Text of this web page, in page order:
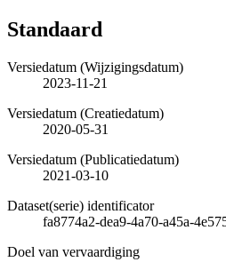
Standaard
Versiedatum (Wijzigingsdatum)
2023-11-21
Versiedatum (Creatiedatum)
2020-05-31
Versiedatum (Publicatiedatum)
2021-03-10
Dataset(serie) identificator
fa8774a2-dea9-4a70-a45a-
Doel van vervaardiging